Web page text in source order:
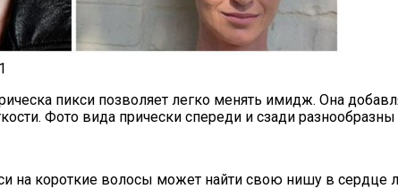
пикси позволяет легко менять имидж. Она
Фото вида прически спереди и сзади
на короткие волосы может найти свою нишу в